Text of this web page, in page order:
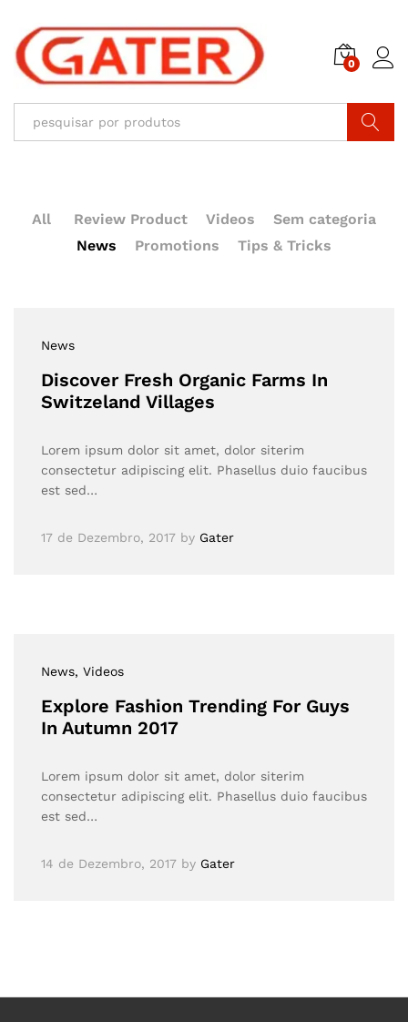
0
All Review Product Videos
Sem categoria
News
Promotions Tips & Tricks
News
Discover Fresh Organic Farms In
Switzeland Villages
Lorem ipsum dolor sit amet, dolor siterim
consectetur adipiscing elit. Phasellus duio faucibus
est sed…
17 de Dezembro, 2017 by Gater
News, Videos
Explore Fashion Trending For Guys
In Autumn 2017
Lorem ipsum dolor sit amet, dolor siterim
consectetur adipiscing elit. Phasellus duio faucibus
est sed…
14 de Dezembro, 2017 by Gater